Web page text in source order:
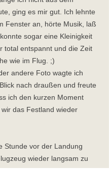
ging es mir gut. Ich lehnte
Fenster an, hörte Musik, laß
sogar eine Kleinigkeit
total entspannt und die Zeit
wie im Flug. ;)
andere Foto wagte ich
nach draußen und freute
ich den kurzen Moment
das Festland wieder
Stunde vor der Landung
wieder langsam zu
Anspannung stieg wieder